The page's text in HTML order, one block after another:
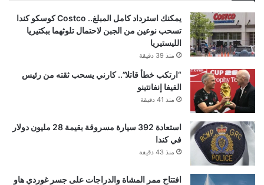
يمكنك استرداد كامل المبلغ.. Costco كوسكو كندا
تسحب نوعين من الجبن لاحتمال تلوثهما ببكتيريا
الليستيريا
منذ 39 دقيقة
“ارتكب خطأ قاتلا”.. كارني يسحب ثقته من رئيس
الفيفا إنفانتينو
منذ 41 دقيقة
استعادة 392 سيارة مسروقة بقيمة 28 مليون دولار
في كندا
منذ 43 دقيقة
افتتاح ممر المشاة والدراجات على جسر غوردي هاو